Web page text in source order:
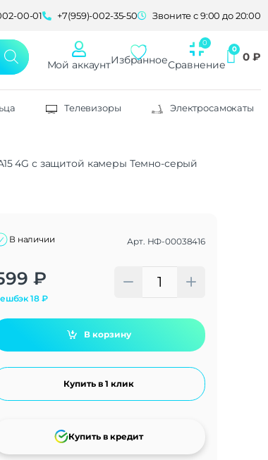
00-01 +7(959)-002-35-50 Звоните с 9:00 до 20:00
Мой аккаунтИзбранноеСравнение
0 ₽
Телевизоры Электросамокаты
4G с защитой камеры Темно-серый
В наличии Арт. НФ-00038416
₽
18₽
В корзину
Купить в 1 клик
Купить в кредит